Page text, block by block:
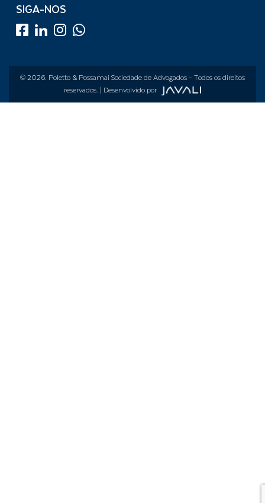
SIGA-NOS
© 2026. Poletto & Possamai Sociedade de Advogados - Todos os direitos
reservados. | Desenvolvido por